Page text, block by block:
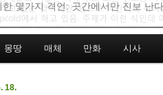
몇가지 격언: 곳간에서만 진보 난
몽땅 매체 만화 시사
18.